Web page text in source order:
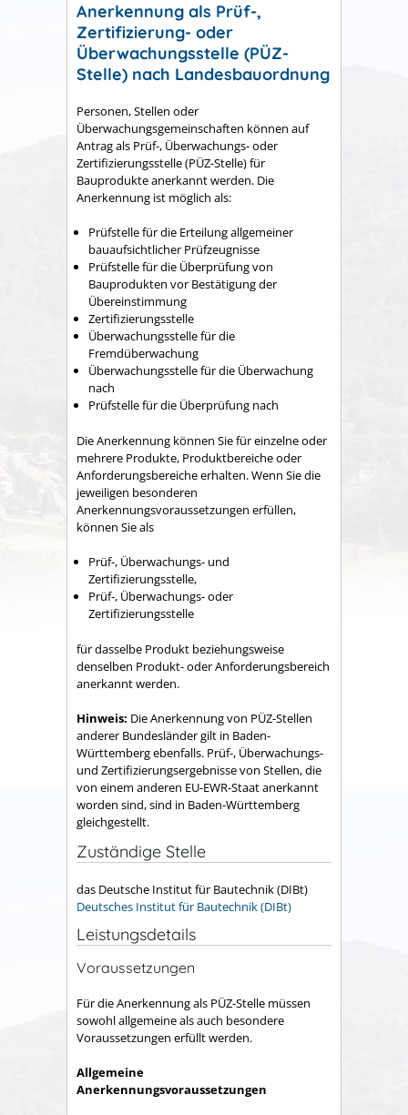
Anerkennung als Prüf-,
Zertifizierung- oder
Überwachungsstelle (PÜZ-
Stelle) nach Landesbauordnung
Personen, Stellen oder
Überwachungsgemeinschaften können auf
Antrag als Prüf-, Überwachungs- oder
Zertifizierungsstelle (PÜZ-Stelle) für
Bauprodukte anerkannt werden. Die
Anerkennung ist möglich als:
Prüfstelle für die Erteilung allgemeiner
bauaufsichtlicher Prüfzeugnisse
Prüfstelle für die Überprüfung von
Bauprodukten vor Bestätigung der
Übereinstimmung
Zertifizierungsstelle
Überwachungsstelle für die
Fremdüberwachung
Überwachungsstelle für die Überwachung
nach
Prüfstelle für die Überprüfung nach
Die Anerkennung können Sie für einzelne oder
mehrere Produkte, Produktbereiche oder
Anforderungsbereiche erhalten. Wenn Sie die
jeweiligen besonderen
Anerkennungsvoraussetzungen erfüllen,
können Sie als
Prüf-, Überwachungs- und
Zertifizierungsstelle,
Prüf-, Überwachungs- oder
Zertifizierungsstelle
für dasselbe Produkt beziehungsweise
denselben Produkt- oder Anforderungsbereich
anerkannt werden.
Hinweis: Die Anerkennung von PÜZ-Stellen
anderer Bundesländer gilt in Baden-
Württemberg ebenfalls. Prüf-, Überwachungs-
und Zertifizierungsergebnisse von Stellen, die
von einem anderen EU-EWR-Staat anerkannt
worden sind, sind in Baden-Württemberg
gleichgestellt.
Zuständige Stelle
das Deutsche Institut für Bautechnik (DIBt)
Deutsches Institut für Bautechnik (DIBt)
Leistungsdetails
Voraussetzungen
Für die Anerkennung als PÜZ-Stelle müssen
sowohl allgemeine als auch besondere
Voraussetzungen erfüllt werden.
Allgemeine
Anerkennungsvoraussetzungen